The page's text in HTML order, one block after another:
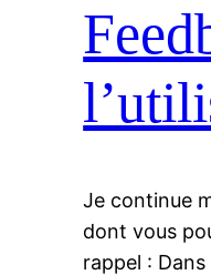
Je continue
dont vous
rappel :